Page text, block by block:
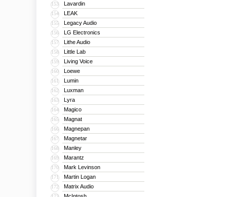
153 Lavardin
154 LEAK
155 Legacy Audio
156 LG Electronics
157 Lithe Audio
158 Little Lab
159 Living Voice
160 Loewe
161 Lumin
162 Luxman
163 Lyra
164 Magico
165 Magnat
166 Magnepan
167 Magnetar
168 Manley
169 Marantz
170 Mark Levinson
171 Martin Logan
172 Matrix Audio